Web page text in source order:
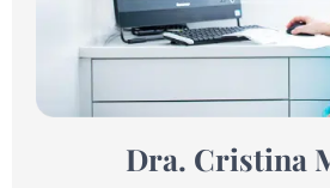
Dra. Cristina